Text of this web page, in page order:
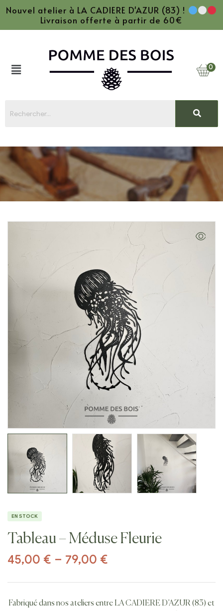
Nouvel atelier à LA CADIERE D'AZUR (83) !
Livraison offerte à partir de 60€
0
EN STOCK
Tableau – Méduse Fleurie
45,00 € – 79,00 €
Fabriqué dans nos ateliers entre LA CADIERE D’AZUR (83) et